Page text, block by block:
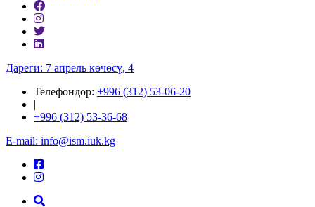
Дареги: 7 апрель көчөсү, 4
Телефондор: +996 (312) 53-06-20
|
+996 (312) 53-36-68
E-mail: info@ism.iuk.kg